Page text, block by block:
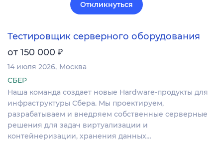
Откликнуться
Тестировщик серверного оборудования
от 150 000 ₽
14 июля 2026 Москва
СБЕР
Наша команда создает новые Hardware-продукты для
инфраструктуры Сбера. Мы проектируем,
разрабатываем и внедряем собственные серверные
решения для задач виртуализации и
контейнеризации, хранения данных…